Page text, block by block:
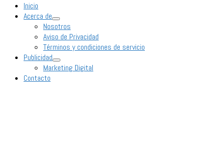
Inicio
Acerca de
Nosotros
Aviso de Privacidad
Términos y condiciones de servicio
Publicidad
Marketing Digital
Contacto